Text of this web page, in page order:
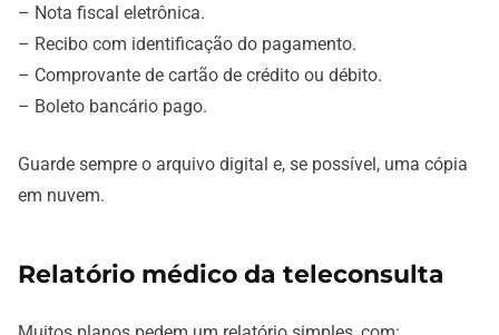
– Nota fiscal eletrônica.
– Recibo com identificação do pagamento.
– Comprovante de cartão de crédito ou débito.
– Boleto bancário pago.
Guarde sempre o arquivo digital e, se possível, uma cópia
em nuvem.
Relatório médico da teleconsulta